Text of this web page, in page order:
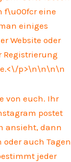
f\u00fcr eine
einiges
Website oder
p>\n\n\n\n
von euch. Ihr
postet
ansieht, dann
auch Tagen
jeder